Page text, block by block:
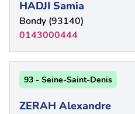
HADJI Samia
Bondy (93140)
0143000444
93 - Seine-Saint-Denis
ZERAH Alexandre